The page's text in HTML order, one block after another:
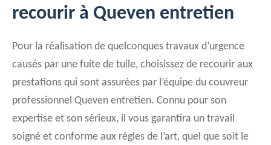
recourir à Queven entretien
Pour la réalisation de quelconques travaux d’urgence
causés par une fuite de tuile, choisissez de recourir aux
prestations qui sont assurées par l’équipe du couvreur
professionnel Queven entretien. Connu pour son
expertise et son sérieux, il vous garantira un travail
soigné et conforme aux règles de l’art, quel que soit le